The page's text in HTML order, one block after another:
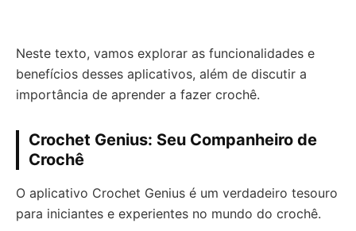
Neste texto, vamos explorar as funcionalidades e
benefícios desses aplicativos, além de discutir a
importância de aprender a fazer crochê.
Crochet Genius: Seu Companheiro de
Crochê
O aplicativo Crochet Genius é um verdadeiro tesouro
para iniciantes e experientes no mundo do crochê.